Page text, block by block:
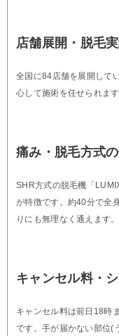
店舗展開・脱毛
全国に84店舗を展開して
心して施術を任せられます
痛み・脱毛方式
SHR方式の脱毛機「
が特徴です。約40分で全
りにも無理なく通えます。
キャンセル料・
キャンセル料は前日18時
です。手が届かない部位(